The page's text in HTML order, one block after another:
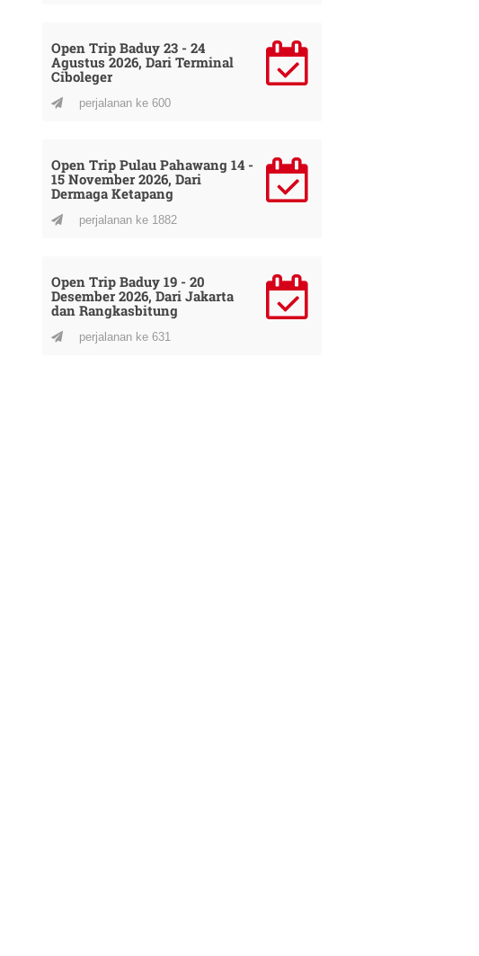
Open Trip Baduy 23 - 24
Agustus 2026, Dari Terminal
Ciboleger
perjalanan ke 600
Open Trip Pulau Pahawang 14 -
15 November 2026, Dari
Dermaga Ketapang
perjalanan ke 1882
Open Trip Baduy 19 - 20
Desember 2026, Dari Jakarta
dan Rangkasbitung
perjalanan ke 631